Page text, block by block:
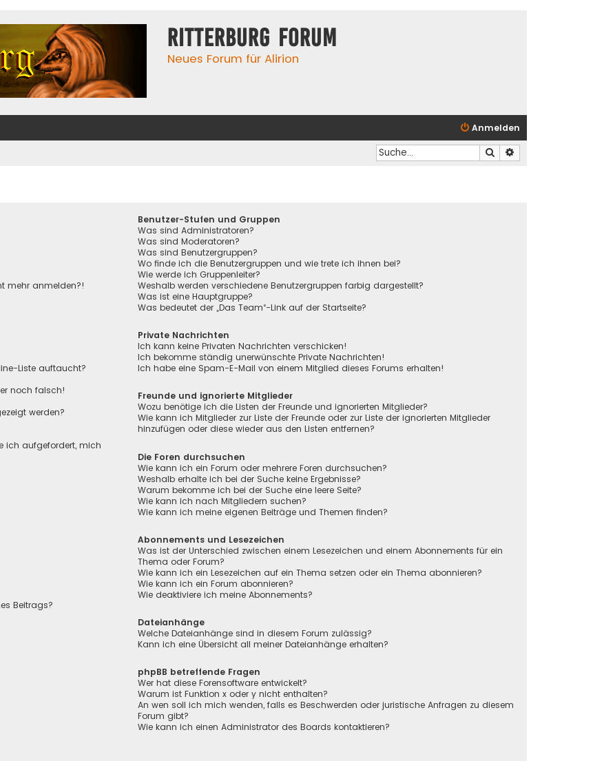
Ritterburg Forum
Neues Forum für Alirion
Anmelden
Suche
mehr anmelden?!
Liste auftaucht?
noch falsch!
werden?
ich aufgefordert, mich
Beitrags?
Benutzer-Stufen und Gruppen
Was sind Administratoren?
Was sind Moderatoren?
Was sind Benutzergruppen?
Wo finde ich die Benutzergruppen und wie trete ich ihnen bei?
Wie werde ich Gruppenleiter?
Weshalb werden verschiedene Benutzergruppen farbig dargestellt?
Was ist eine Hauptgruppe?
Was bedeutet der „Das Team“-Link auf der Startseite?
Private Nachrichten
Ich kann keine Privaten Nachrichten verschicken!
Ich bekomme ständig unerwünschte Private Nachrichten!
Ich habe eine Spam-E-Mail von einem Mitglied dieses Forums erhalten!
Freunde und ignorierte Mitglieder
Wozu benötige ich die Listen der Freunde und ignorierten Mitglieder?
Wie kann ich Mitglieder zur Liste der Freunde oder zur Liste der ignorierten Mitglieder
hinzufügen oder diese wieder aus den Listen entfernen?
Die Foren durchsuchen
Wie kann ich ein Forum oder mehrere Foren durchsuchen?
Weshalb erhalte ich bei der Suche keine Ergebnisse?
Warum bekomme ich bei der Suche eine leere Seite?
Wie kann ich nach Mitgliedern suchen?
Wie kann ich meine eigenen Beiträge und Themen finden?
Abonnements und Lesezeichen
Was ist der Unterschied zwischen einem Lesezeichen und einem Abonnements für ein
Thema oder Forum?
Wie kann ich ein Lesezeichen auf ein Thema setzen oder ein Thema abonnieren?
Wie kann ich ein Forum abonnieren?
Wie deaktiviere ich meine Abonnements?
Dateianhänge
Welche Dateianhänge sind in diesem Forum zulässig?
Kann ich eine Übersicht all meiner Dateianhänge erhalten?
phpBB betreffende Fragen
Wer hat diese Forensoftware entwickelt?
Warum ist Funktion x oder y nicht enthalten?
An wen soll ich mich wenden, falls es Beschwerden oder juristische Anfragen zu diesem
Forum gibt?
Wie kann ich einen Administrator des Boards kontaktieren?